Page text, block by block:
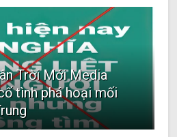
Trời Mới Media
tình phá hoại mối